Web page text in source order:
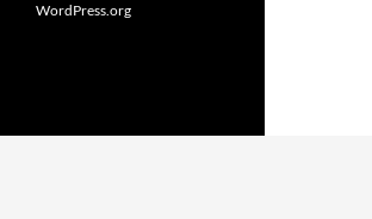
WordPress.org